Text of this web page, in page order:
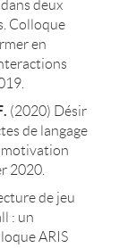
deux
Colloque
en
(2020) Désir
de langage
motivation
2020.
de jeu
: un
ARIS